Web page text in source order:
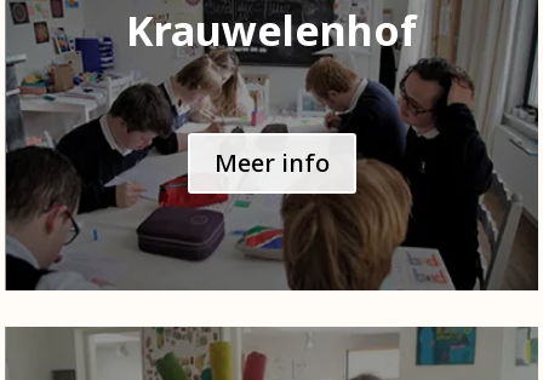
Krauwelenhof
Meer info